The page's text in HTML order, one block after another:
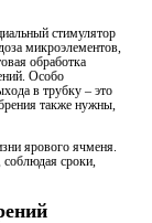
стимулятор
микроэлементов,
обработка
Особо
в трубку – это
также нужны,
ярового ячменя.
соблюдая сроки,